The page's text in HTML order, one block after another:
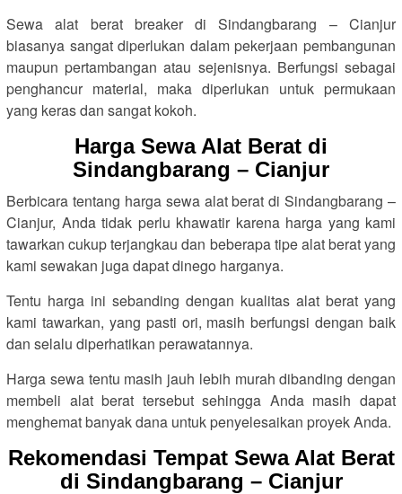
Sewa alat berat breaker di Sindangbarang – Cianjur
biasanya sangat diperlukan dalam pekerjaan pembangunan
maupun pertambangan atau sejenisnya. Berfungsi sebagai
penghancur material, maka diperlukan untuk permukaan
yang keras dan sangat kokoh.
Harga Sewa Alat Berat di
Sindangbarang – Cianjur
Berbicara tentang harga sewa alat berat di Sindangbarang –
Cianjur, Anda tidak perlu khawatir karena harga yang kami
tawarkan cukup terjangkau dan beberapa tipe alat berat yang
kami sewakan juga dapat dinego harganya.
Tentu harga ini sebanding dengan kualitas alat berat yang
kami tawarkan, yang pasti ori, masih berfungsi dengan baik
dan selalu diperhatikan perawatannya.
Harga sewa tentu masih jauh lebih murah dibanding dengan
membeli alat berat tersebut sehingga Anda masih dapat
menghemat banyak dana untuk penyelesaikan proyek Anda.
Rekomendasi Tempat Sewa Alat Berat
di Sindangbarang – Cianjur